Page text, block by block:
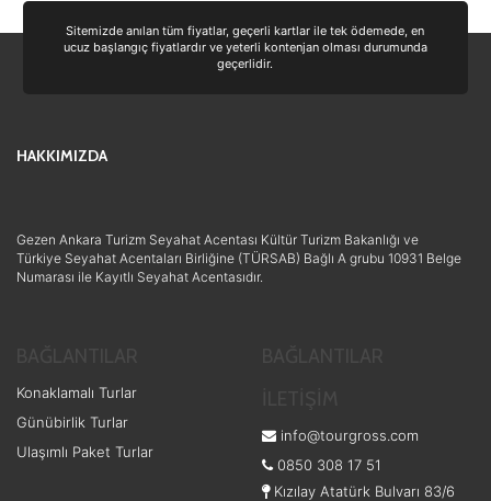
Sitemizde anılan tüm fiyatlar, geçerli kartlar ile tek ödemede, en
ucuz başlangıç fiyatlardır ve yeterli kontenjan olması durumunda
geçerlidir.
HAKKIMIZDA
Gezen Ankara Turizm Seyahat Acentası Kültür Turizm Bakanlığı ve
Türkiye Seyahat Acentaları Birliğine (TÜRSAB) Bağlı A grubu 10931 Belge
Numarası ile Kayıtlı Seyahat Acentasıdır.
Konaklamalı Turlar
Günübirlik Turlar
Ulaşımlı Paket Turlar
info@tourgross.com
0850 308 17 51
Kızılay Atatürk Bulvarı 83/6